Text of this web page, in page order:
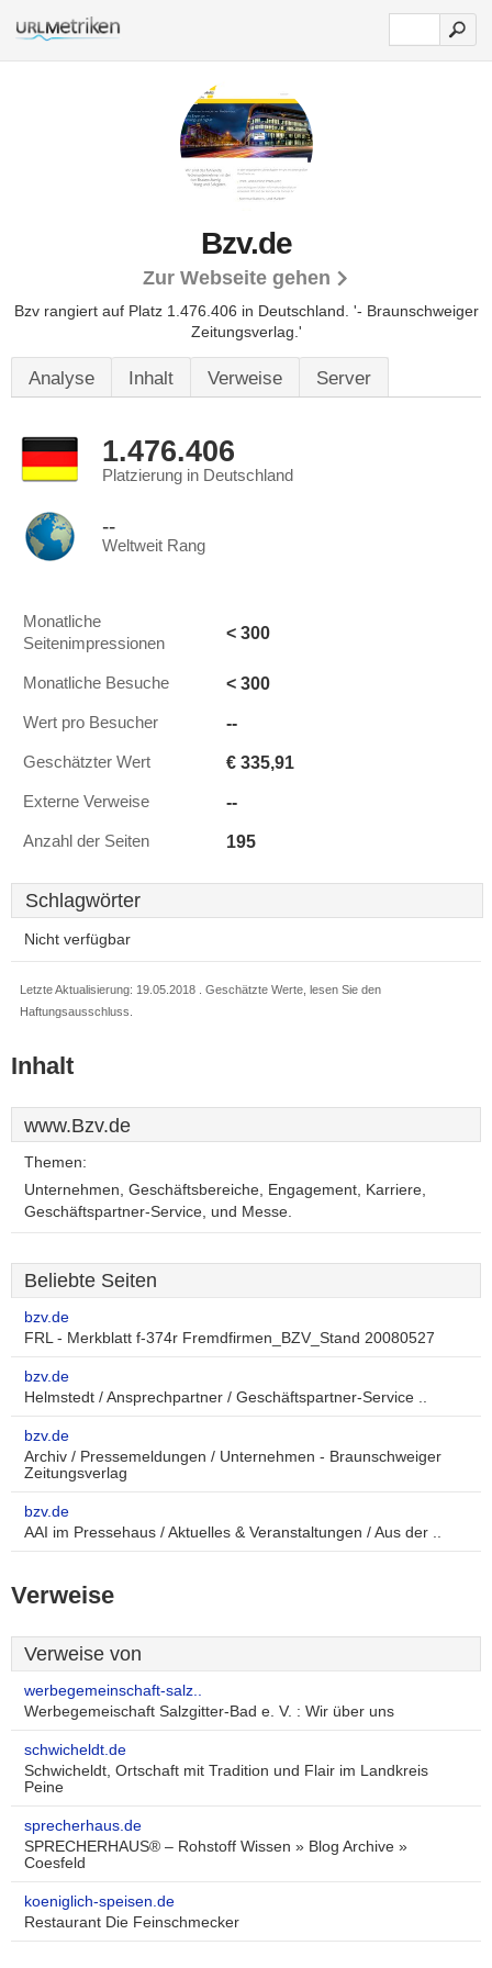
Bzv.de
Zur Webseite gehen
Bzv rangiert auf Platz 1.476.406 in Deutschland. '- Braunschweiger
Zeitungsverlag.'
Analyse Inhalt Verweise Server
1.476.406
Platzierung in Deutschland
--
Weltweit Rang
Monatliche
Seitenimpressionen
< 300
Monatliche Besuche < 300
Wert pro Besucher --
Geschätzter Wert € 335,91
Externe Verweise --
Anzahl der Seiten 195
Schlagwörter
Nicht verfügbar
Letzte Aktualisierung: 19.05.2018 . Geschätzte Werte, lesen Sie den
Haftungsausschluss.
Inhalt
www.Bzv.de
Themen:
Unternehmen, Geschäftsbereiche, Engagement, Karriere,
Geschäftspartner-Service, und Messe.
Beliebte Seiten
bzv.de
FRL - Merkblatt f-374r Fremdfirmen_BZV_Stand 20080527
bzv.de
Helmstedt / Ansprechpartner / Geschäftspartner-Service ..
bzv.de
Archiv / Pressemeldungen / Unternehmen - Braunschweiger
Zeitungsverlag
bzv.de
AAI im Pressehaus / Aktuelles & Veranstaltungen / Aus der ..
Verweise
Verweise von
werbegemeinschaft-salz..
Werbegemeischaft Salzgitter-Bad e. V. : Wir über uns
schwicheldt.de
Schwicheldt, Ortschaft mit Tradition und Flair im Landkreis
Peine
sprecherhaus.de
SPRECHERHAUS® – Rohstoff Wissen » Blog Archive »
Coesfeld
koeniglich-speisen.de
Restaurant Die Feinschmecker